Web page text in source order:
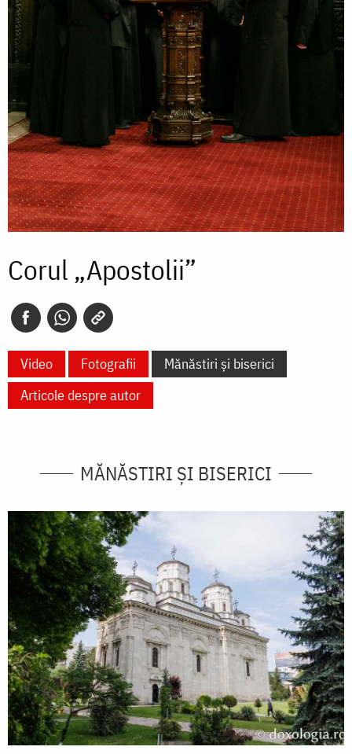
Corul „Apostolii”
Video Fotografii
Mănăstiri și biserici
Articole despre autor
MĂNĂSTIRI ȘI BISERICI